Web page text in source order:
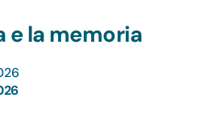
e la memoria